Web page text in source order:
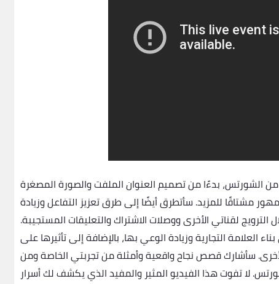
الشورتس، بدءًا من تصميم العنوان الملفت والصورة المصغرة
مشتاقًا للمزيد. سأتطرق أيضًا إلى طرق تعزيز التفاعل وزيادة
لقناتي الأخرى ووصلات الاشتراك والتعليقات المستجيبة.
التجارية وزيادة الوعي بها، بالإضافة إلى تأثيرها على
الأخرى. سأشارك قصص نجاح واقعية وأمثلة من تجربتي الخاصة ومن
لا تفوت هذا الفيديو المثير والمفيد الذي يكشف لك أسرار